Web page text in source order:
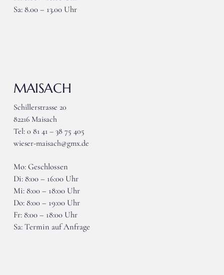
Sa: 8.00 – 13.00 Uhr
MAISACH
Schillerstrasse 20
82216 Maisach
Tel: 0 81 41 – 38 75 405
wieser-maisach@gmx.de
Mo: Geschlossen
Di: 8:00 – 16:00 Uhr
Mi: 8:00 – 18:00 Uhr
Do: 8:00 – 19:00 Uhr
Fr: 8:00 – 18:00 Uhr
Sa: Termin auf Anfrage